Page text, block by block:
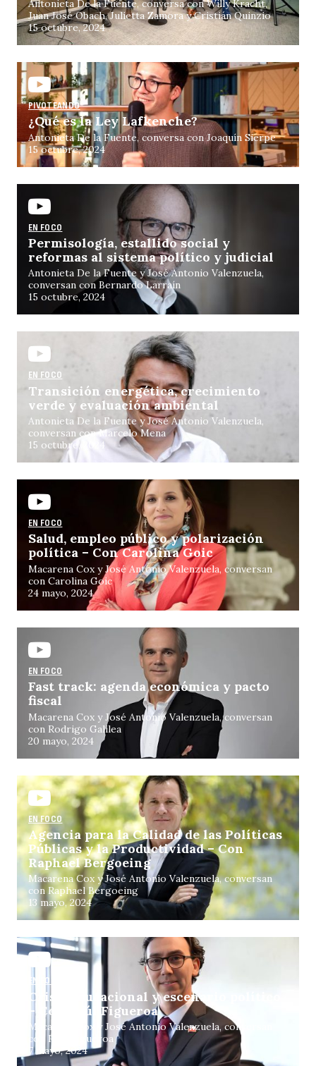
Antonieta De la Fuente, conversa con Willy Kracht,
Juan José Obach, Julietta Zamora y Cristián Quinzio
15 octubre, 2024
PIVOTEANDO
¿Qué es la Ley Lafkenche?
Antonieta De la Fuente, conversa con Joaquín Sierpe
15 octubre, 2024
EN FOCO
Permisología, estallido social y
reformas al sistema político y judicial
Antonieta De la Fuente y José Antonio Valenzuela,
conversan con Bernardo Larraín
15 octubre, 2024
EN FOCO
Transición energética, crecimiento
verde y evaluación ambiental
Antonieta De la Fuente y José Antonio Valenzuela,
conversan con Marcelo Mena
15 octubre, 2024
EN FOCO
Salud, empleo público y polarización
política – Con Carolina Goic
Macarena Cox y José Antonio Valenzuela, conversan
con Carolina Goic
24 mayo, 2024
EN FOCO
Fast track: agenda económica y pacto
fiscal
Macarena Cox y José Antonio Valenzuela, conversan
con Rodrigo Galilea
20 mayo, 2024
EN FOCO
Agencia para la Calidad de las Políticas
Públicas y la Productividad – Con
Raphael Bergoeing
Macarena Cox y José Antonio Valenzuela, conversan
con Raphael Bergoeing
13 mayo, 2024
EN FOCO
Crisis educacional y escenario político
– Con Raúl Figueroa
Macarena Cox y José Antonio Valenzuela, conversan
con Raúl Figueroa
7 mayo, 2024